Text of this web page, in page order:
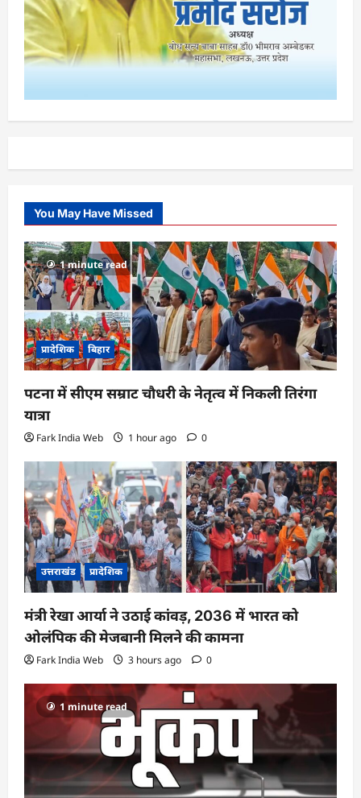
You May Have Missed
1 minute read
प्रादेशिक बिहार
पटना में सीएम सम्राट चौधरी के नेतृत्व में निकली तिरंगा
यात्रा
Fark India Web 1 hour ago 0
उत्तराखंड प्रादेशिक
मंत्री रेखा आर्या ने उठाई कांवड़, 2036 में भारत को
ओलंपिक की मेजबानी मिलने की कामना
Fark India Web 3 hours ago 0
1 minute read